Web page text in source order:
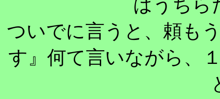
はうちら
ついでに言うと、頼も
す』何て言いながら、